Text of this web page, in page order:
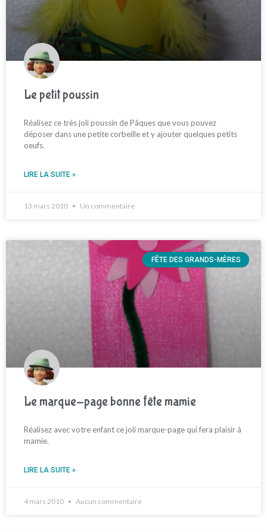
Le petit poussin
Réalisez ce très joli poussin de Pâques que vous pouvez
déposer dans une petite corbeille et y ajouter quelques petits
oeufs.
LIRE LA SUITE »
13 mars 2010 Un commentaire
FÊTE DES GRANDS-MÈRES
Le marque-page bonne fête mamie
Réalisez avec votre enfant ce joli marque-page qui fera plaisir à
mamie.
LIRE LA SUITE »
4 mars 2010 Aucun commentaire